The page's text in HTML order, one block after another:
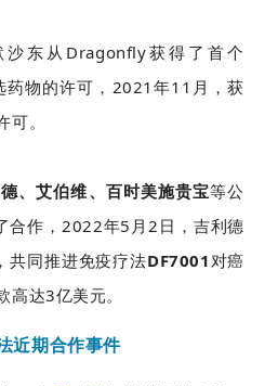
东从Dragonfly获得了首个
药物的许可，2021年11月，获
。
、艾伯维、百时美施贵宝等公
合作，2022年5月2日，吉利德
同推进免疫疗法DF7001 对癌
达3亿美元。
近期合作事件